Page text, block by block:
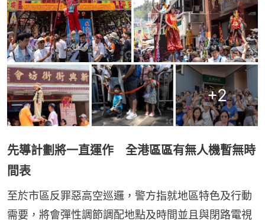
+2
先導計劃將一直運作 全港區區有無人機暫無時
間表
至於市區反罪惡高空巡邏，警方指就地區特色及行動
需要，將會彈性調節調配地點及時間並且與閉路電視